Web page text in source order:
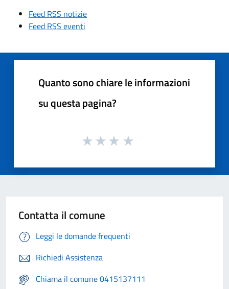
Feed RSS notizie
Feed RSS eventi
Quanto sono chiare le informazioni
su questa pagina?
Contatta il comune
Leggi le domande frequenti
Richiedi Assistenza
Chiama il comune 0415137111